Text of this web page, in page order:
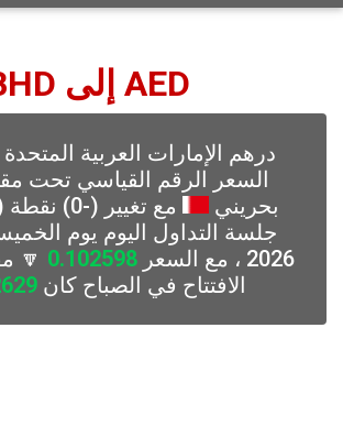
AED إلى BHD التحويل
درهم الإمارات العربية المتحدة
السعر الرقم القياسي تحت
بحريني
2026 ، مع السعر
0.102598
🔽
الافتتاح في الصباح كان